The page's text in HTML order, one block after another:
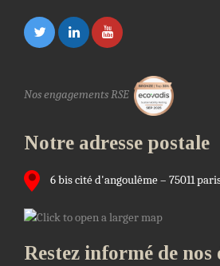
Nos engagements RSE
Notre adresse postale
6 bis cité d'angoulême – 75011
Restez informé de nos